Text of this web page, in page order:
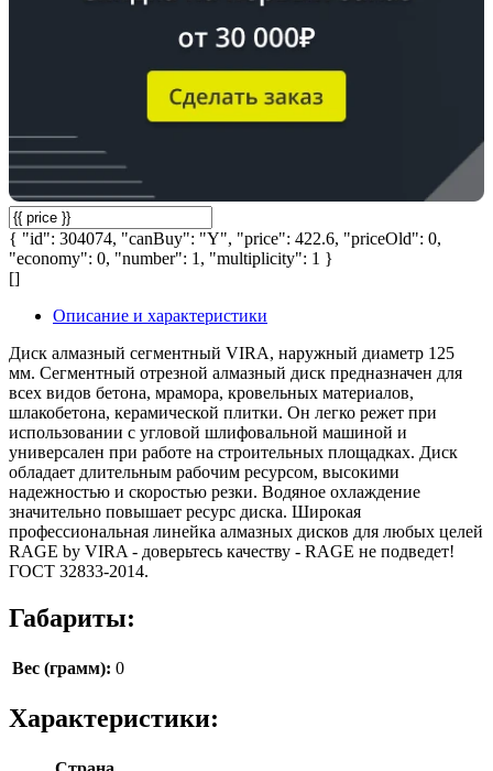
{ "id": 304074, "canBuy": "Y", "price": 422.6, "priceOld": 0,
"economy": 0, "number": 1, "multiplicity": 1 }
[]
Описание и характеристики
Диск алмазный сегментный VIRA, наружный диаметр 125
мм. Сегментный отрезной алмазный диск предназначен для
всех видов бетона, мрамора, кровельных материалов,
шлакобетона, керамической плитки. Он легко режет при
использовании с угловой шлифовальной машиной и
универсален при работе на строительных площадках. Диск
обладает длительным рабочим ресурсом, высокими
надежностью и скоростью резки. Водяное охлаждение
значительно повышает ресурс диска. Широкая
профессиональная линейка алмазных дисков для любых целей
RAGE by VIRA - доверьтесь качеству - RAGE не подведет!
ГОСТ 32833-2014.
Габариты:
Вес (грамм): 0
Характеристики: